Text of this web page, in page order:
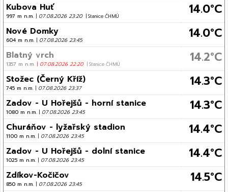
Kubova Huť
997 m n.m. | 07.08.2026 23:20 | Stanice ČHMÚ 14.0°C
Nové Domky
604 m n.m. | 07.08.2026 23:45 14.0°C
Blatný vrch
1357 m n.m. | 07.08.2026 22:20 | Stanice ČHMÚ 14.2°C
Stožec (Černý Kříž)
745 m n.m. | 07.08.2026 23:37 14.3°C
Zadov - U Hořejšů - horní stanice
1080 m n.m. | 07.08.2026 23:45 14.3°C
Churáňov - lyžařský stadion
1100 m n.m. | 07.08.2026 23:45 14.4°C
Zadov - U Hořejšů - dolní stanice
1025 m n.m. | 07.08.2026 23:45 14.4°C
Zdíkov-Kočičov
850 m n.m. | 07.08.2026 23:45 14.5°C